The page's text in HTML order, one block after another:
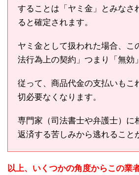
することは「ヤミ金」とみなさ
ると確定されます。
ヤミ金として扱われた場合、こ
法行為上の契約」つまり「無効
従って、商品代金の支払いもこ
切必要なくなります。
専門家（司法書士や弁護士）に
返済する苦しみから逃れること
以上、いくつかの角度からこの業